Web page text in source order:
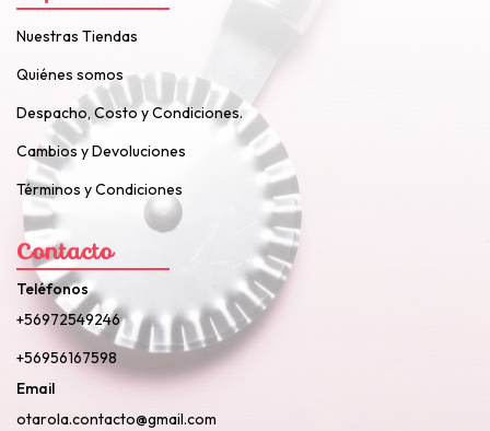
Nuestras Tiendas
Quiénes somos
Despacho, Costo y Condiciones.
Cambios y Devoluciones
Términos y Condiciones
Contacto
Teléfonos
+56972549246
+56956167598
Email
otarola.contacto@gmail.com